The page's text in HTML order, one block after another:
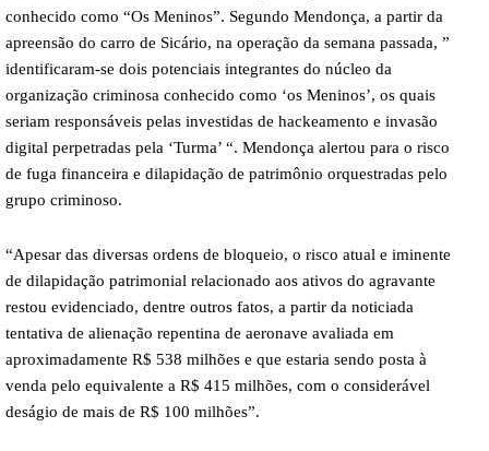
conhecido como “Os Meninos”. Segundo Mendonça, a partir da
apreensão do carro de Sicário, na operação da semana passada, ”
identificaram-se dois potenciais integrantes do núcleo da
organização criminosa conhecido como ‘os Meninos’, os quais
seriam responsáveis pelas investidas de hackeamento e invasão
digital perpetradas pela ‘Turma’ “. Mendonça alertou para o risco
de fuga financeira e dilapidação de patrimônio orquestradas pelo
grupo criminoso.
“Apesar das diversas ordens de bloqueio, o risco atual e iminente
de dilapidação patrimonial relacionado aos ativos do agravante
restou evidenciado, dentre outros fatos, a partir da noticiada
tentativa de alienação repentina de aeronave avaliada em
aproximadamente R$ 538 milhões e que estaria sendo posta à
venda pelo equivalente a R$ 415 milhões, com o considerável
deságio de mais de R$ 100 milhões”.